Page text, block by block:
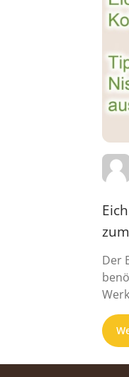
Der
Sie ...